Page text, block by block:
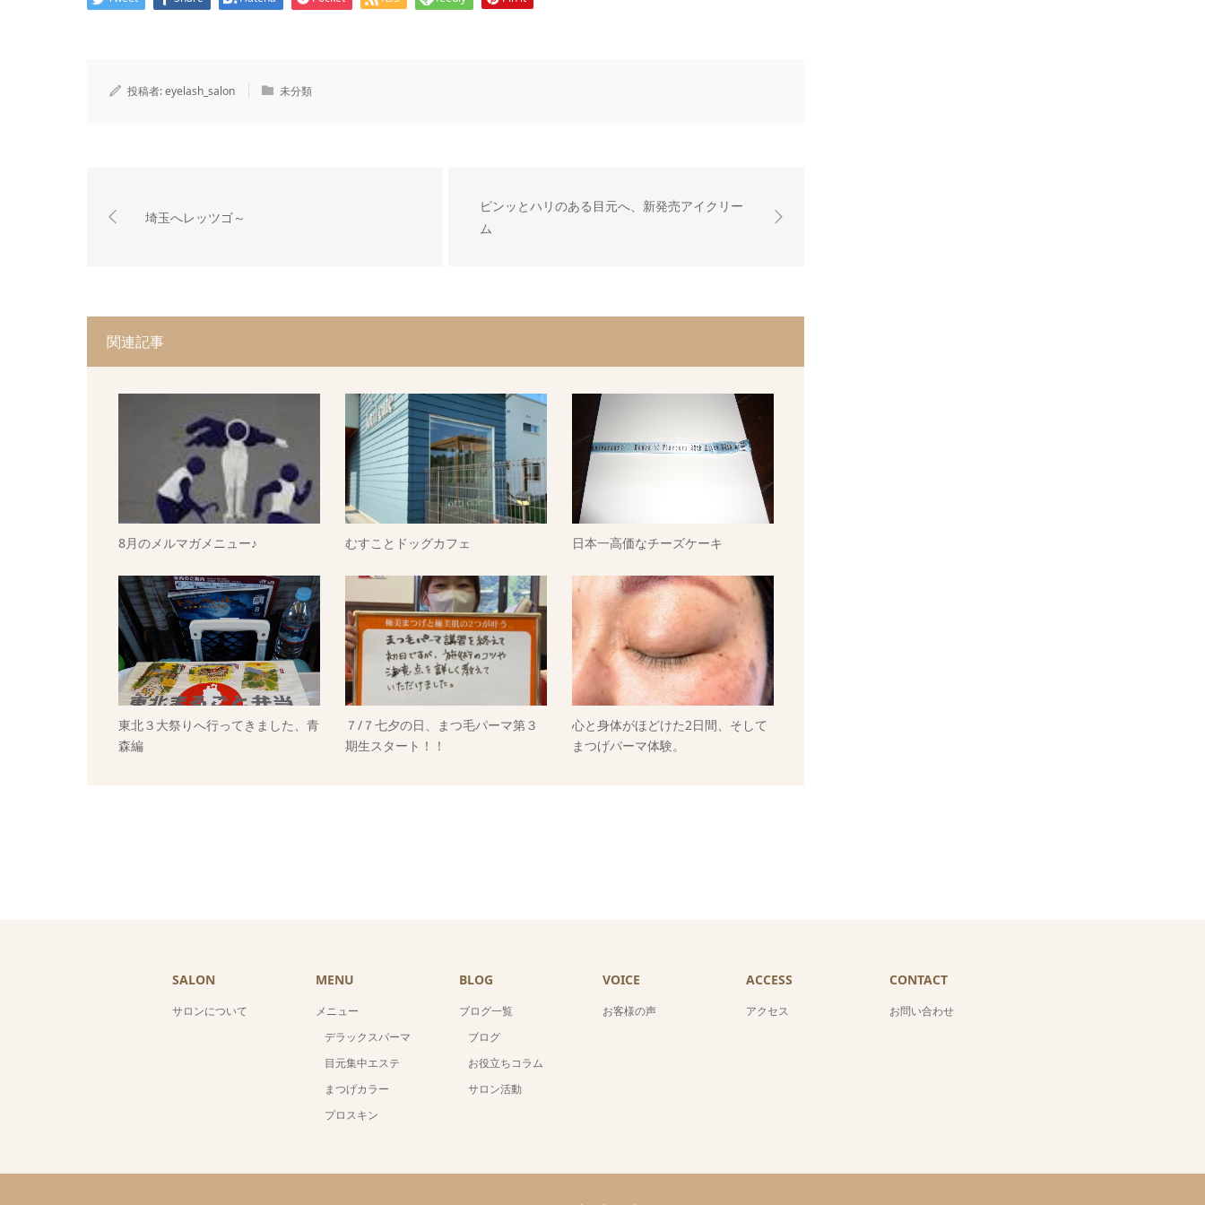
投稿者:eyelash_salon 未分類
埼玉へレッツゴ～
ピンッとハリのある目元へ、新発売アイクリー
ム
関連記事
8月のメルマガメニュー♪ むすことドッグカフェ 日本一高価なチーズケーキ
東北３大祭りへ行ってきました、青
森編
７/７七夕の日、まつ毛パーマ第３
期生スタート！！
心と身体がほどけた2日間、そして
まつげパーマ体験。
SALON
サロンについて
MENU
メニュー
デラックスパーマ
目元集中エステ
まつげカラー
プロスキン
BLOG
ブログ一覧
ブログ
お役立ちコラム
サロン活動
VOICE
お客様の声
ACCESS
アクセス
CONTACT
お問い合わせ